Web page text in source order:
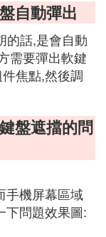
自動彈出
的話,是會自動
需要彈出軟鍵
焦點,然後調
盤遮擋的問
手機屏幕區域
下問題效果圖: